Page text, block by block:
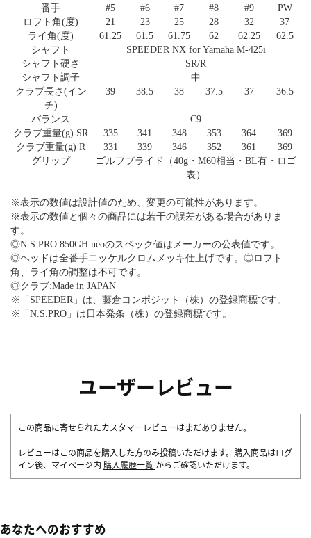
番手
#5 #6 #7 #8 #9
PW
ロフト角(度)
21 23 25 28 32
37
ライ角(度)
61.25 61.5 61.75 62 62.25
62.5
シャフト
SPEEDER NX for Yamaha M-425i
シャフト硬さ
SR/R
シャフト調子
中
クラブ長さ(イン
チ)
39 38.5 38 37.5 37 36.5
バランス
C9
クラブ重量(g) SR
335 341 348 353 364
369
クラブ重量(g) R
331 339 346 352 361
369
グリップ
ゴルフプライド（40g・M60相当・BL有・ロゴ
表）
※表示の数値は設計値のため、変更の可能性があります。
※表示の数値と個々の商品には若干の誤差がある場合がありま
す。
◎N.S.PRO 850GH neoのスペック値はメーカーの公表値です。
◎ヘッドは全番手ニッケルクロムメッキ仕上げです。◎ロフト
角、ライ角の調整は不可です。
◎クラブ:Made in JAPAN
※「SPEEDER」は、藤倉コンポジット（株）の登録商標です。
※「N.S.PRO」は日本発条（株）の登録商標です。
ユーザーレビュー
この商品に寄せられたカスタマーレビューはまだありません。
レビューはこの商品を購入した方のみ投稿いただけます。購入商品はログ
イン後、マイページ内 購入履歴一覧 からご確認いただけます。
あなたへのおすすめ